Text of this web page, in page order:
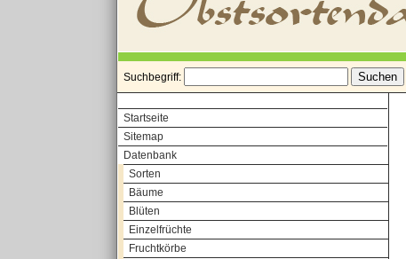
Suchbegriff:
Startseite
Sitemap
Datenbank
Sorten
Bäume
Blüten
Einzelfrüchte
Fruchtkörbe